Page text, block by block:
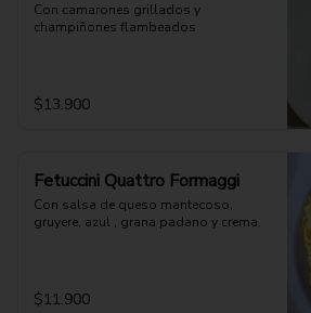
Con camarones grillados y
champiñones flambeados
$13.900
Fetuccini Quattro Formaggi
Con salsa de queso mantecoso,
gruyere, azul , grana padano y crema.
$11.900